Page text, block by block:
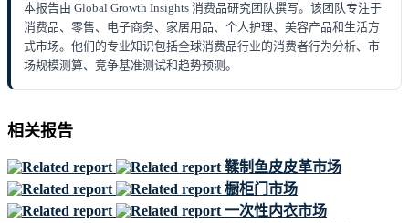
本报告由 Global Growth Insights 消费品研究团队撰写。该团队专注于
消费品、零售、电子商务、家居用品、个人护理、美容产品和生活方
式市场。他们的专业知识包括全球消费品行业的消费者行为分析、市
场规模测算、竞争基准测试和趋势预测。
相关报告
鞣制鱼皮皮革市场
橱柜门市场
一次性内衣市场